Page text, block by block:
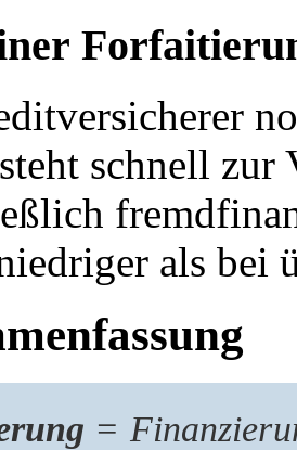
schnell zur
als bei
=